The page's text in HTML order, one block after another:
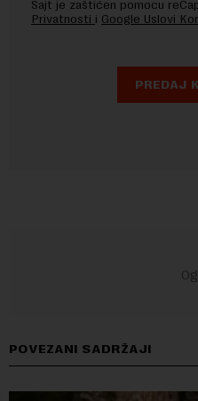
Sajt je zaštićen pomocu
Privatnosti i Google Uslovi
POVEZANI SADRŽAJI